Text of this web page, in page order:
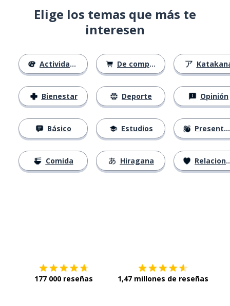
Elige los temas que más te
interesen
Actividades
Bienestar
Básico
Comida
De compras
Deporte
Estudios
Hiragana
Opinión
Presentación
Relaciones
177 000 reseñas 1,47 millones de reseñas